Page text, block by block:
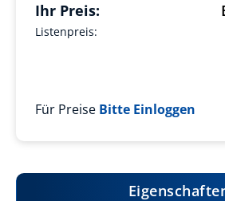
Listenpreis:
Ihr Preis:
Für Preise Bitte Einloggen